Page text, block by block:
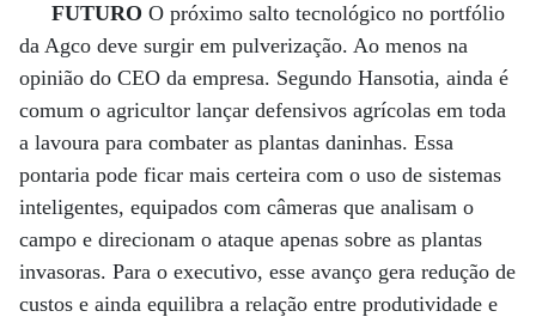
FUTURO O próximo salto tecnológico no portfólio
da Agco deve surgir em pulverização. Ao menos na
opinião do CEO da empresa. Segundo Hansotia, ainda é
comum o agricultor lançar defensivos agrícolas em toda
a lavoura para combater as plantas daninhas. Essa
pontaria pode ficar mais certeira com o uso de sistemas
inteligentes, equipados com câmeras que analisam o
campo e direcionam o ataque apenas sobre as plantas
invasoras. Para o executivo, esse avanço gera redução de
custos e ainda equilibra a relação entre produtividade e